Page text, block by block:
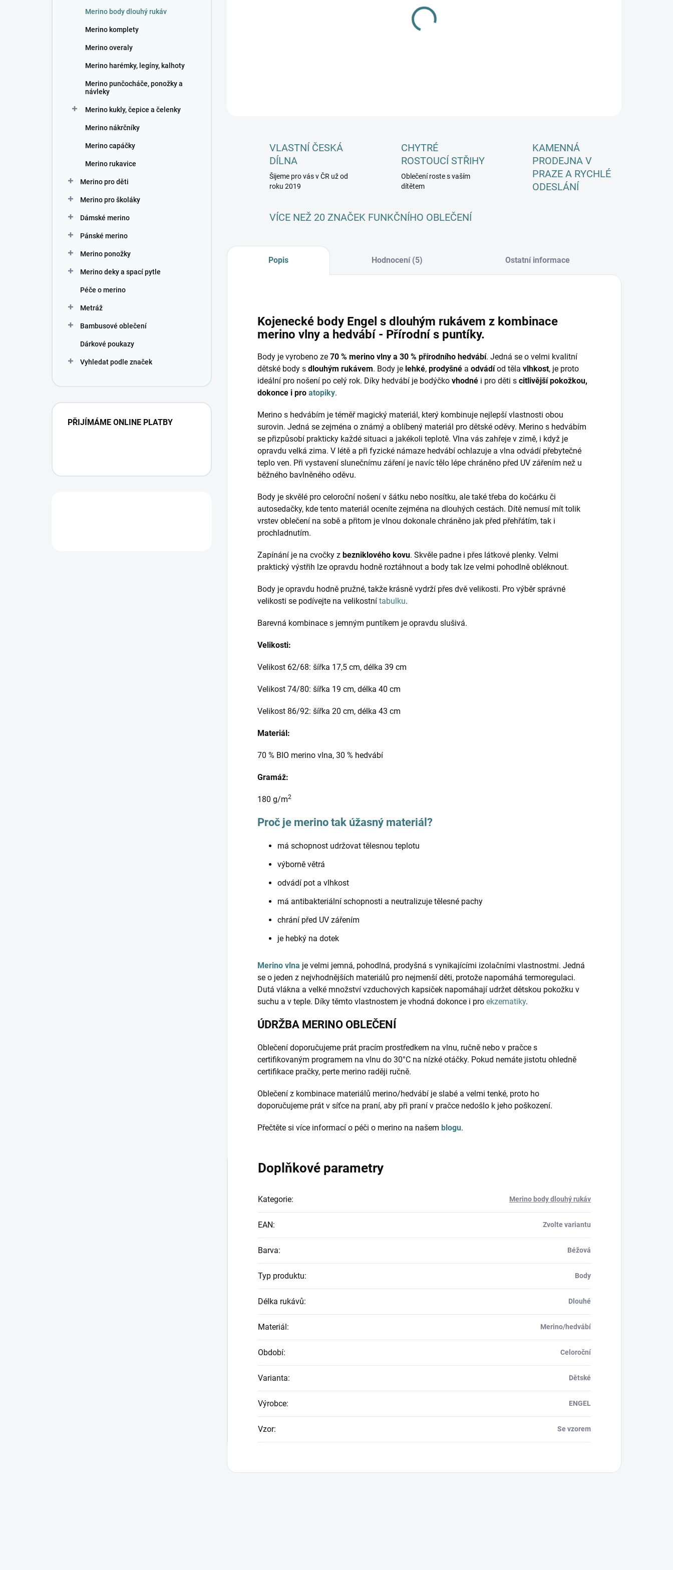
Merino body dlouhý rukáv
Merino komplety
Merino overaly
Merino harémky, legíny, kalhoty
Merino punčocháče, ponožky a
návleky
Merino kukly, čepice a čelenky
Merino nákrčníky
Merino capáčky
Merino rukavice
Merino pro děti
Merino pro školáky
Dámské merino
Pánské merino
Merino ponožky
Merino deky a spací pytle
Péče o merino
Metráž
Bambusové oblečení
Dárkové poukazy
Vyhledat podle značek
PŘIJÍMÁME ONLINE PLATBY
MŮŽEME DORUČIT DO:
VLASTNÍ ČESKÁ
DÍLNA
Šijeme pro vás v ČR už od
roku 2019
CHYTRÉ
ROSTOUCÍ STŘIHY
Oblečení roste s vaším
dítětem
KAMENNÁ
PRODEJNA V
PRAZE A RYCHLÉ
ODESLÁNÍ
VÍCE NEŽ 20 ZNAČEK FUNKČNÍHO OBLEČENÍ
Popis Hodnocení (5) Ostatní informace
Kojenecké body Engel s dlouhým rukávem z kombinace
merino vlny a hedvábí - Přírodní s puntíky.
Body je vyrobeno ze 70 % merino vlny a 30 % přírodního hedvábí. Jedná se o velmi kvalitní
dětské body s dlouhým rukávem. Body je lehké, prodyšné a odvádíod těla vlhkost, je proto
ideální pro nošení po celý rok. Díky hedvábí je bodýčko vhodné i pro děti s citlivější pokožkou,
dokonce i pro atopiky.
Merino s hedvábím je téměř magický materiál, který kombinuje nejlepší vlastnosti obou
surovin. Jedná se zejména o známý a oblíbený materiál pro dětské oděvy. Merino s hedvábím
se přizpůsobí prakticky každé situaci a jakékoli teplotě. Vlna vás zahřeje v zimě, i když je
opravdu velká zima. V létě a při fyzické námaze hedvábí ochlazuje a vlna odvádí přebytečné
teplo ven. Při vystavení slunečnímu záření je navíc tělo lépe chráněno před UV zářením než u
běžného bavlněného oděvu.
Body je skvělé pro celoroční nošení v šátku nebo nosítku, ale také třeba do kočárku či
autosedačky, kde tento materiál oceníte zejména na dlouhých cestách. Dítě nemusí mít tolik
vrstev oblečení na sobě a přitom je vlnou dokonale chráněno jak před přehřátím, tak i
prochladnutím.
Zapínání je na cvočky z bezniklového kovu. Skvěle padne i přes látkové plenky. Velmi
praktický výstřih lze opravdu hodně roztáhnout a body tak lze velmi pohodlně obléknout.
Body je opravdu hodně pružné, takže krásně vydrží přes dvě velikosti. Pro výběr správné
velikosti se podívejte na velikostní tabulku.
Barevná kombinace s jemným puntíkem je opravdu slušivá.
Velikosti:
Velikost 62/68: šířka 17,5 cm, délka 39 cm
Velikost 74/80: šířka 19 cm, délka 40 cm
Velikost 86/92: šířka 20 cm, délka 43 cm
Materiál:
70 % BIO merino vlna, 30 % hedvábí
Gramáž:
180 g/m2
Proč je merino tak úžasný materiál?
má schopnost udržovat tělesnou teplotu
výborně větrá
odvádí pot a vlhkost
má antibakteriální schopnosti a neutralizuje tělesné pachy
chrání před UV zářením
je hebký na dotek
Merino vlna je velmi jemná, pohodlná, prodyšná s vynikajícími izolačními vlastnostmi. Jedná
se o jeden z nejvhodnějších materiálů pro nejmenší děti, protože napomáhá termoregulaci.
Dutá vlákna a velké množství vzduchových kapsiček napomáhají udržet dětskou pokožku v
suchu a v teple. Díky těmto vlastnostem je vhodná dokonce i pro ekzematiky.
ÚDRŽBA MERINO OBLEČENÍ
Oblečení doporučujeme prát pracím prostředkem na vlnu, ručně nebo v pračce s
certifikovaným programem na vlnu do 30°C na nízké otáčky. Pokud nemáte jistotu ohledně
certifikace pračky, perte merino raději ručně.
Oblečení z kombinace materiálů merino/hedvábí je slabé a velmi tenké, proto ho
doporučujeme prát v síťce na praní, aby při praní v pračce nedošlo k jeho poškození.
Přečtěte si více informací o péči o merino na našem blogu.
Doplňkové parametry
Kategorie: Merino body dlouhý rukáv
EAN: Zvolte variantu
Barva: Béžová
Typ produktu: Body
Délka rukávů: Dlouhé
Materiál: Merino/hedvábí
Období: Celoroční
Varianta: Dětské
Výrobce: ENGEL
Vzor: Se vzorem